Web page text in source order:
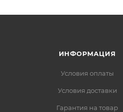
ИНФОРМАЦИЯ
Условия оплаты
Условия доставки
Гарантия на товар